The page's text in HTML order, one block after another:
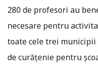
280 de profesori au
necesare pentru
toate cele trei
de curățenie pentru